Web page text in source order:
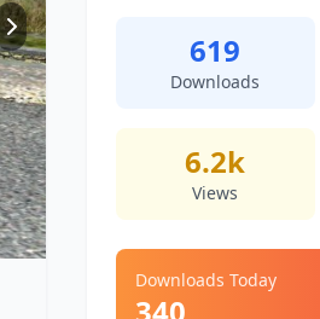
619
Downloads
6.2k
Views
Downloads Today